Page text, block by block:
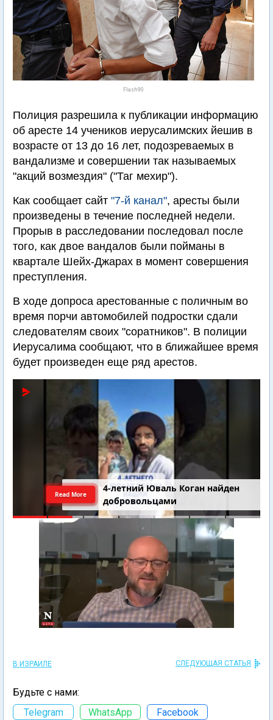
Flash90
Полиция разрешила к публикации информацию
об аресте 14 учеников иерусалимских йешив в
возрасте от 13 до 16 лет, подозреваемых в
вандализме и совершении так называемых
"акций возмездия" ("Таг мехир").
Как сообщает сайт "7-й канал", аресты были
произведены в течение последней недели.
Прорыв в расследовании последовал после
того, как двое вандалов были пойманы в
квартале Шейх-Джарах в момент совершения
преступления.
В ходе допроса арестованные с поличным во
время порчи автомобилей подростки сдали
следователям своих "соратников". В полиции
Иерусалима сообщают, что в ближайшее время
будет произведен еще ряд арестов.
4-летний Юваль Коган найден
добровольцами
Read More
В ИЗРАИЛЕ СЛЕДУЮЩАЯ СТАТЬЯ
Будьте с нами:
Telegram
WhatsApp Facebook